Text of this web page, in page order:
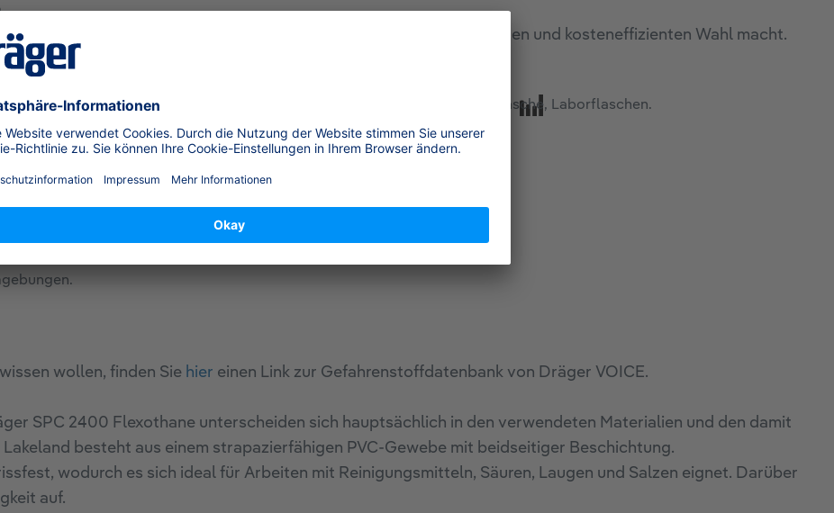
°C in der Maschine gewaschen werden, was ihn zu einer nachhaltigen und kosteneffizienten Wahl macht.
für Tankreinigungen.
bei Arbeiten mit niedrig
und ist somit ideal
wollen, finden Sie hier einen Link zur Gefahrenstoffdatenbank von Dräger VOICE.
SPC 2400 Flexothane unterscheiden sich hauptsächlich in den verwendeten Materialien und den damit
besteht aus einem strapazierfähigen PVC-Gewebe mit beidseitiger Beschichtung.
wodurch es sich ideal für Arbeiten mit Reinigungsmitteln, Säuren, Laugen und Salzen eignet. Darüber
auf.